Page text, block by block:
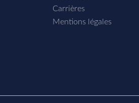
Carrières
Mentions légales